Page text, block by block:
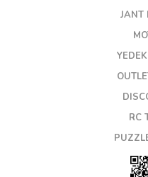
JANT
RC